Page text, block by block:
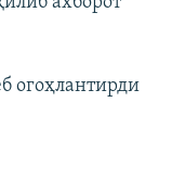
огоҳлантирди